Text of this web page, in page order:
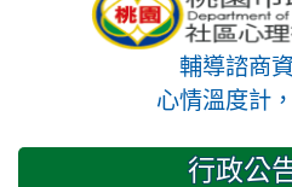
輔導諮商
心情溫度計
行政公